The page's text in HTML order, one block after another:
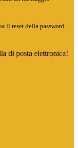
il reset della password
di posta elettronica!